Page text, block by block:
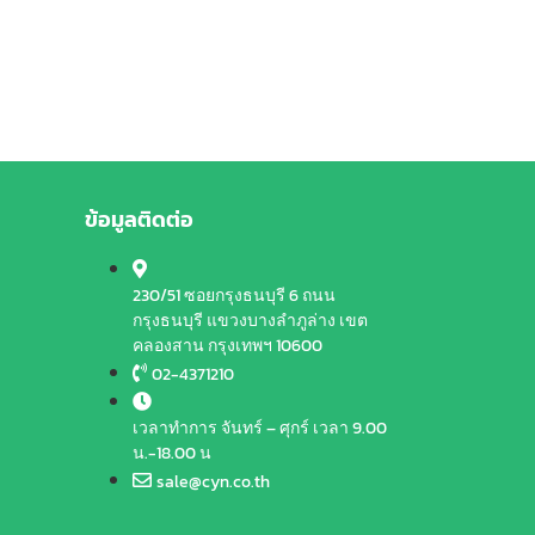
ข้อมูลติดต่อ
230/51 ซอยกรุงธนบุรี 6 ถนน
กรุงธนบุรี แขวงบางลำภูล่าง เขต
คลองสาน กรุงเทพฯ 10600
02-4371210
เวลาทำการ จันทร์ – ศุกร์ เวลา 9.00
น.-18.00 น
sale@cyn.co.th